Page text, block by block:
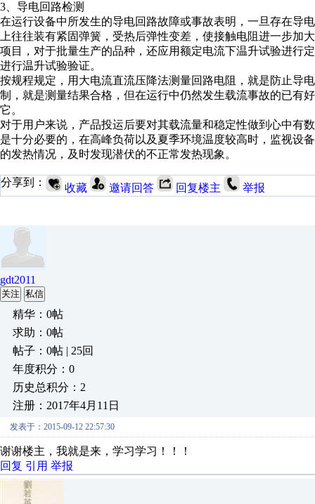
3、导电回路检测
在运行设备中所发生的导电回路故障或事故表明，一旦存在导
上往往装有紧固弹簧，受热后弹性变差，使接触电阻进一步
项目，对于批量生产的品种，还应用额定电流下温升试验进行
进行温升试验验证。
按规程规定，用大电流直流压降法测量回路电阻，就是防止导
制，就是测量结果合格，但在运行中仍然发生载流事故的已有
它。
对于用户来说，产品投运后要对其载流量和稳定性做到心中有
是十分必要的，在高峰负荷以及夏季环境温度较高时，监视设
的发热情况，及时发现潜伏的不正常发热现象。
分享到： 收藏 邀请回答 回复楼主 举报
gdt2011
关注 私信
精华：0帖
求助：0帖
帖子：0帖 | 25回
年度积分：0
历史总积分：2
注册：2017年4月11日
发表于：2015-09-12 22:57:30
谢谢楼主，我就是来，学习学习！！！
回复 引用 举报